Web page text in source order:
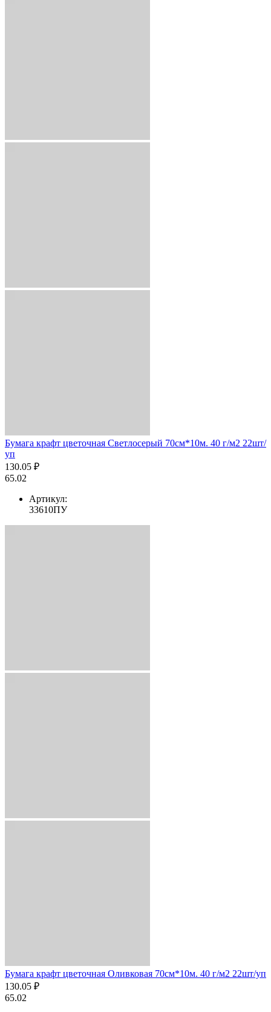
Бумага крафт цветочная Светлосерый 70см*10м. 40 г/м2 22шт/
уп
130.05 ₽
65.02
Артикул:
33610ПУ
Бумага крафт цветочная Оливковая 70см*10м. 40 г/м2 22шт/уп
130.05 ₽
65.02